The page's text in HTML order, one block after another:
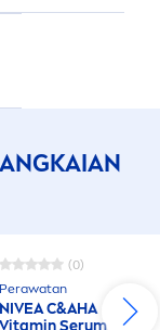
(0)
Perawatan
NIVEAC&AHA